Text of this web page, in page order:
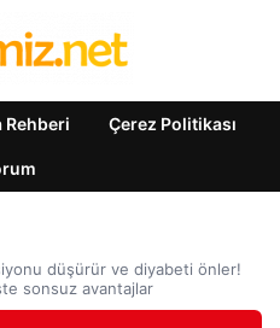
Rehberi Çerez Politikası
düşürür ve diyabeti önler!
sonsuz avantajlar